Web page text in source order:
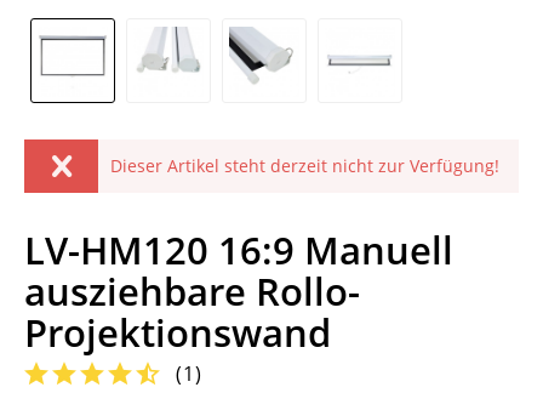
Dieser Artikel steht derzeit nicht zur Verfügung!
LV-HM120 16:9 Manuell
ausziehbare Rollo-
Projektionswand
(1)